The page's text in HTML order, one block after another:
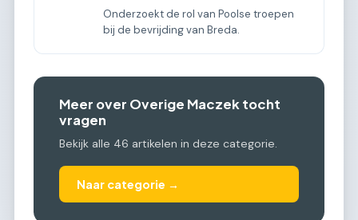
Onderzoekt de rol van Poolse troepen
bij de bevrijding van Breda.
Meer over Overige Maczek tocht
vragen
Bekijk alle 46 artikelen in deze categorie.
Naar categorie →